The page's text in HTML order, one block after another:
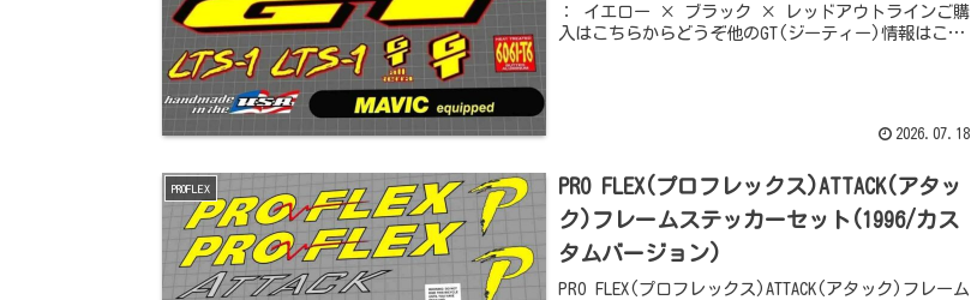
： イエロー × ブラック × レッドアウトラインご購
入はこちらからどうぞ他のGT(ジーティー)情報はこち
2026.07.18
PROFLEX
PRO FLEX(プロフレックス)ATTACK(アタッ
ク)フレームステッカーセット(1996/カス
タムバージョン)
PRO FLEX(プロフレックス)ATTACK(アタック)フレーム